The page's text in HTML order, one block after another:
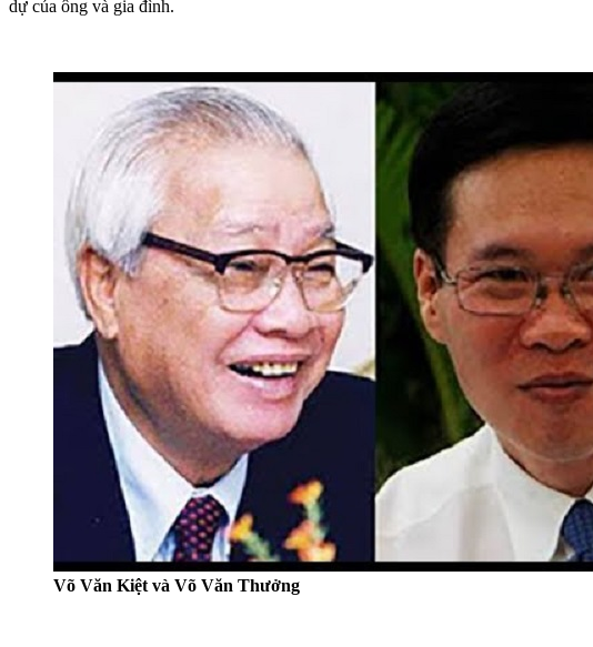
dự của ông và gia đình.
Võ Văn Kiệt và Võ Văn Thưởng